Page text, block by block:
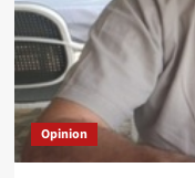
Opinion